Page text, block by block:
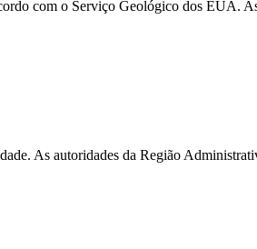
com o Serviço Geológico dos EUA.
As autoridades da Região